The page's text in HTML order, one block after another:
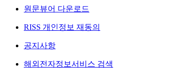
원문뷰어 다운로드
RISS 개인정보 재동의
공지사항
해외전자정보서비스 검색